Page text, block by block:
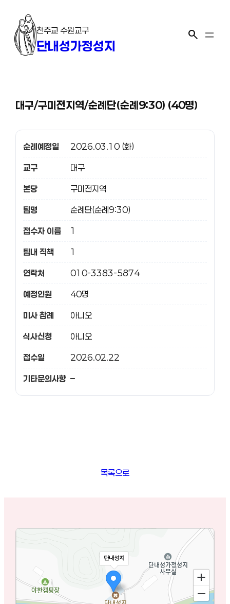
천주교 수원교구
단내성가정성지 search
대구/구미전지역/순례단(순례9:30) (40명)
순례예정일 2026.03.10 (화)
교구 대구
본당 구미전지역
팀명 순례단(순례9:30)
접수자 이름 1
팀내 직책 1
연락처 010-3383-5874
예정인원 40명
미사 참례 아니오
식사신청 아니오
접수일 2026.02.22
기타문의사항 –
목록으로
단내성지